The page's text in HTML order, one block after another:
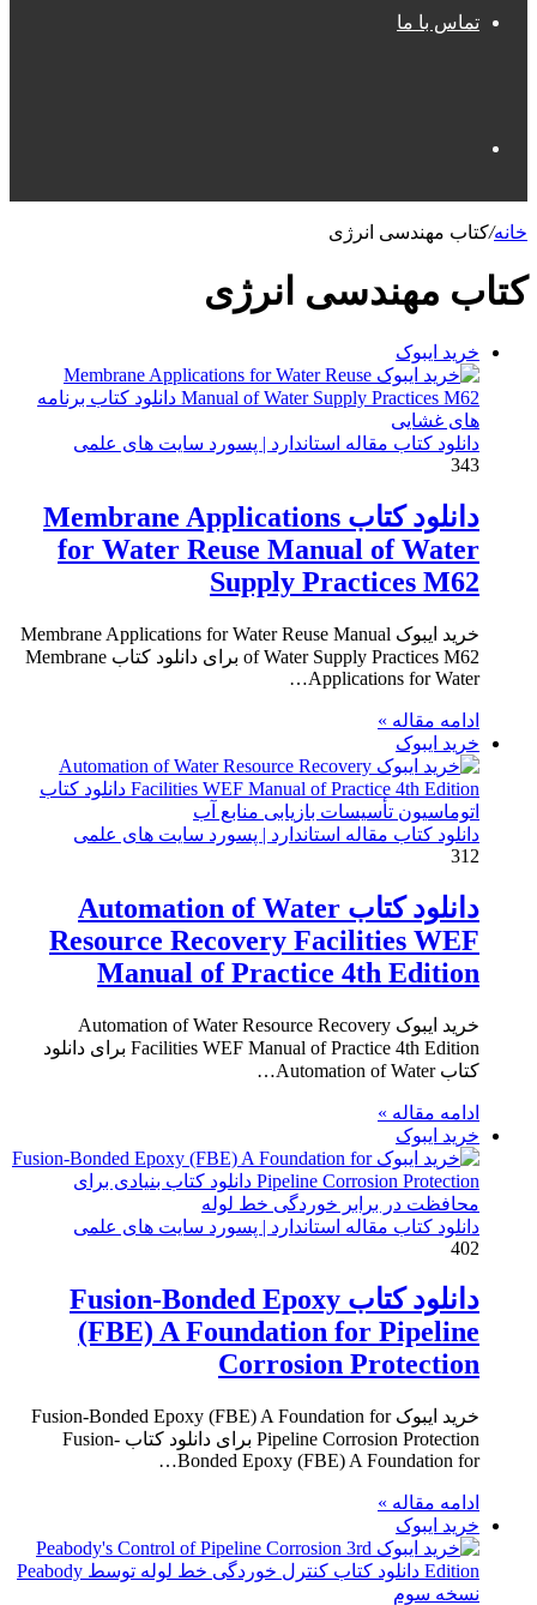
تماس با ما
خانه/کتاب ﻣﻬﻨﺪﺳﯽ اﻧﺮژﯼ
کتاب ﻣﻬﻨﺪﺳﯽ اﻧﺮژﯼ
خرید ایبوک
دانلود کتاب مقاله استاندارد | پسورد سایت های علمی
343
دانلود کتاب Membrane Applications
for Water Reuse Manual of Water
Supply Practices M62
خرید ایبوک Membrane Applications for Water Reuse Manual
of Water Supply Practices M62 برای دانلود کتاب Membrane
Applications for Water…
ادامه مقاله »
خرید ایبوک
دانلود کتاب مقاله استاندارد | پسورد سایت های علمی
312
دانلود کتاب Automation of Water
Resource Recovery Facilities WEF
Manual of Practice 4th Edition
خرید ایبوک Automation of Water Resource Recovery
Facilities WEF Manual of Practice 4th Edition برای دانلود
کتاب Automation of Water…
ادامه مقاله »
خرید ایبوک
دانلود کتاب مقاله استاندارد | پسورد سایت های علمی
402
دانلود کتاب Fusion-Bonded Epoxy
(FBE) A Foundation for Pipeline
Corrosion Protection
خرید ایبوک Fusion-Bonded Epoxy (FBE) A Foundation for
Pipeline Corrosion Protection برای دانلود کتاب Fusion-
Bonded Epoxy (FBE) A Foundation for…
ادامه مقاله »
خرید ایبوک